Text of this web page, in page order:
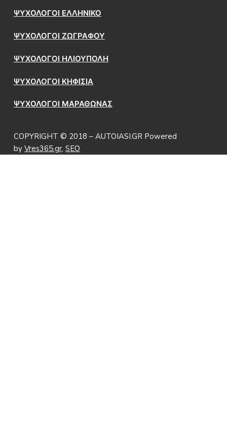
ΨΥΧΟΛΟΓΟΙ ΕΛΛΗΝΙΚΟ
ΨΥΧΟΛΟΓΟΙ ΖΩΓΡΑΦΟΥ
ΨΥΧΟΛΟΓΟΙ ΗΛΙΟΥΠΟΛΗ
ΨΥΧΟΛΟΓΟΙ ΚΗΦΙΣΙΑ
ΨΥΧΟΛΟΓΟΙ ΜΑΡΑΘΩΝΑΣ
COPYRIGHT © 2018 – AUTOIASI.GR Powered
by Vres365.gr, SEO